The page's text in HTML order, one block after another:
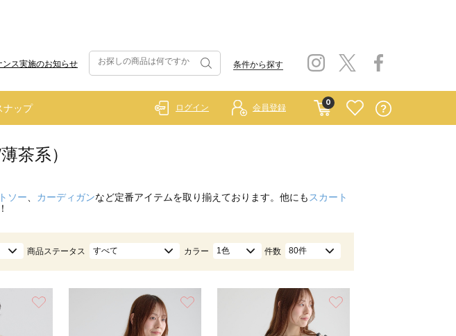
ス実施のお知らせ 条件から探す
ナップ
0
ログイン 会員登録
茶系）
ソー カーディガンなど定番アイテムを取り揃えております。他にも スカート
商品ステータス すべて カラー 1色 件数 80件